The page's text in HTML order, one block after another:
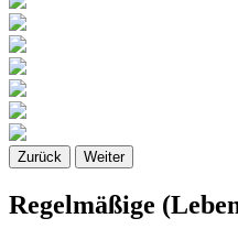
Zurück Weiter
Regelmäßige